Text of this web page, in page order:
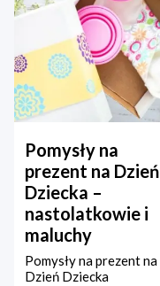
Pomysły na
prezent na Dzień
Dziecka –
nastolatkowie i
maluchy
Pomysły na prezent na
Dzień Dziecka